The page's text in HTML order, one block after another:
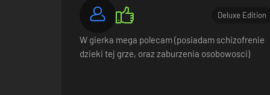
Deluxe Edition
W gierka mega polecam (posiadam schizofrenie
dzieki tej grze, oraz zaburzenia osobowosci)